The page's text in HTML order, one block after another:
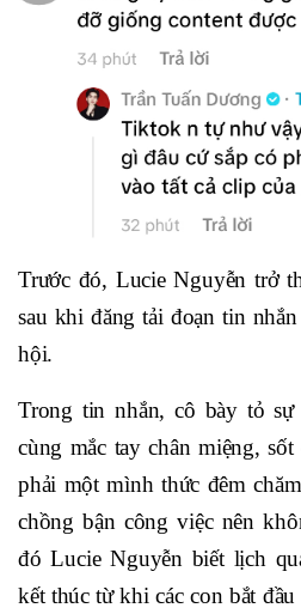
Trước đó, Lucie Nguyễn trở
sau khi đăng tải đoạn tin
hội.
Trong tin nhắn, cô bày tỏ
cùng mắc tay chân miệng,
phải một mình thức đêm
chồng bận công việc nên
đó Lucie Nguyễn biết lịch
kết thúc từ khi các con bắt